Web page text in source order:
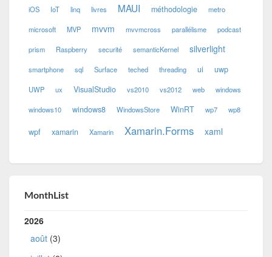
iOS IoT linq livres MAUI méthodologie metro
microsoft MVP mvvm mvvmcross parallélisme podcast
prism Raspberry securité semanticKernel silverlight
smartphone sql Surface teched threading ui uwp
UWP ux VisualStudio vs2010 vs2012 web windows
windows10 windows8 WindowsStore WinRT wp7 wp8
wpf xamarin Xamarin Xamarin.Forms xaml
MonthList
2026
août (3)